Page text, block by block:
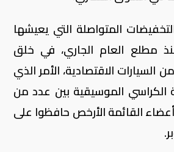
المتواصلة التي يعيشها
مطلع العام الجاري، في خلق
السيارات الاقتصادية، الأمر الذي
الكراسي الموسيقية بين عدد من
أعضاء القائمة الأرخص حافظوا على